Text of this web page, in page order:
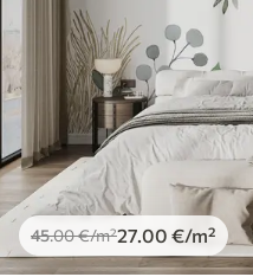
45.00€/m²27 .00 €/m²